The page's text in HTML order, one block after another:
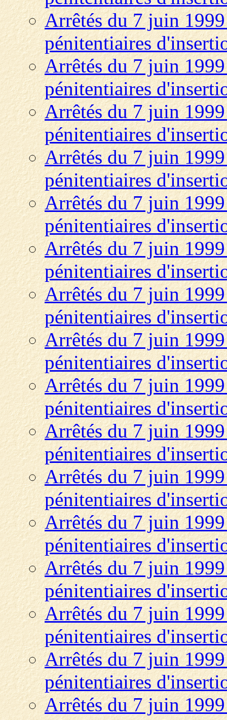
Arrêtés du 7 juin
pénitentiaires
Arrêtés du 7 juin
pénitentiaires
Arrêtés du 7 juin
pénitentiaires
Arrêtés du 7 juin
pénitentiaires
Arrêtés du 7 juin
pénitentiaires
Arrêtés du 7 juin
pénitentiaires
Arrêtés du 7 juin
pénitentiaires
Arrêtés du 7 juin
pénitentiaires
Arrêtés du 7 juin
pénitentiaires
Arrêtés du 7 juin
pénitentiaires
Arrêtés du 7 juin
pénitentiaires
Arrêtés du 7 juin
pénitentiaires
Arrêtés du 7 juin
pénitentiaires
Arrêtés du 7 juin
pénitentiaires
Arrêtés du 7 juin
pénitentiaires
Arrêtés du 7 juin